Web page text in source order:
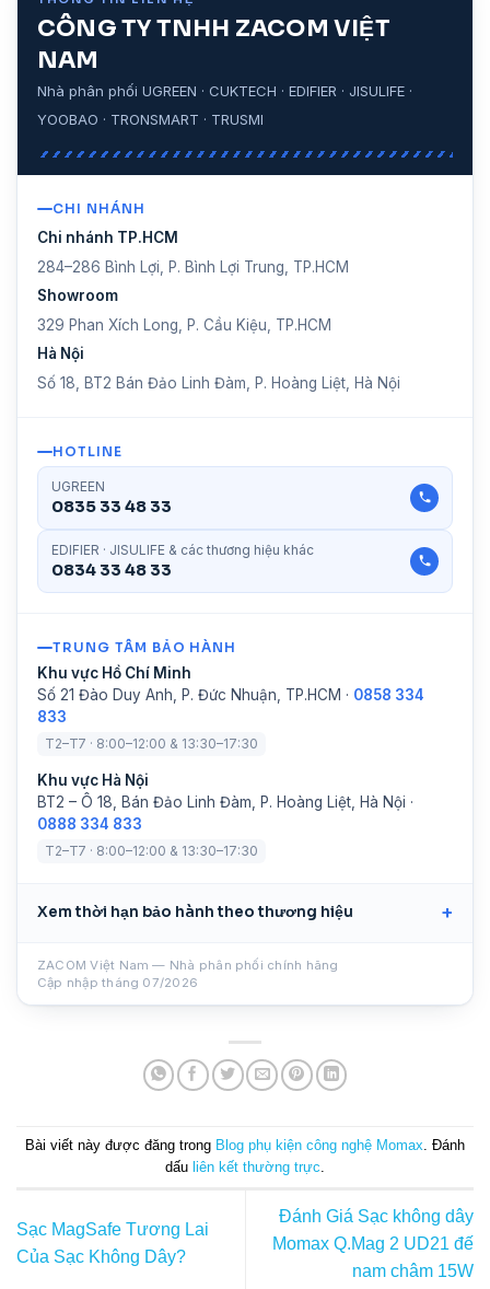
CÔNG TY TNHH ZACOM VIỆT
NAM
Nhà phân phối UGREEN · CUKTECH · EDIFIER · JISULIFE ·
YOOBAO · TRONSMART · TRUSMI
CHI NHÁNH
Chi nhánh TP.HCM
284–286 Bình Lợi, P. Bình Lợi Trung, TP.HCM
Showroom
329 Phan Xích Long, P. Cầu Kiệu, TP.HCM
Hà Nội
Số 18, BT2 Bán Đảo Linh Đàm, P. Hoàng Liệt, Hà Nội
HOTLINE
UGREEN
0835 33 48 33
EDIFIER · JISULIFE & các thương hiệu khác
0834 33 48 33
TRUNG TÂM BẢO HÀNH
Khu vực Hồ Chí Minh
Số 21 Đào Duy Anh, P. Đức Nhuận, TP.HCM · 0858 334
833
T2–T7 · 8:00–12:00 & 13:30–17:30
Khu vực Hà Nội
BT2 – Ô 18, Bán Đảo Linh Đàm, P. Hoàng Liệt, Hà Nội ·
0888 334 833
T2–T7 · 8:00–12:00 & 13:30–17:30
Xem thời hạn bảo hành theo thương hiệu
ZACOM Việt Nam — Nhà phân phối chính hãng
Cập nhập tháng 07/2026
Bài viết này được đăng trong Blog phụ kiện công nghệ Momax . Đánh
dấu liên kết thường trực
Sạc MagSafe Tương Lai
Của Sạc Không Dây?
Đánh Giá Sạc không dây
Momax Q.Mag 2 UD21 đế
nam châm 15W